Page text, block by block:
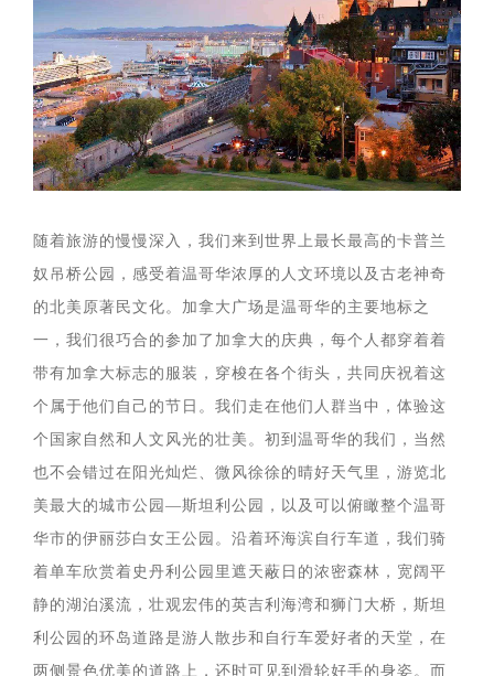
随着旅游的慢慢深入，我们来到世界上最长最高的卡普兰
奴吊桥公园，感受着温哥华浓厚的人文环境以及古老神奇
的北美原著民文化。加拿大广场是温哥华的主要地标之
一，我们很巧合的参加了加拿大的庆典，每个人都穿着着
带有加拿大标志的服装，穿梭在各个街头，共同庆祝着这
个属于他们自己的节日。我们走在他们人群当中，体验这
个国家自然和人文风光的壮美。初到温哥华的我们，当然
也不会错过在阳光灿烂、微风徐徐的晴好天气里，游览北
美最大的城市公园—斯坦利公园，以及可以俯瞰整个温哥
华市的伊丽莎白女王公园。沿着环海滨自行车道，我们骑
着单车欣赏着史丹利公园里遮天蔽日的浓密森林，宽阔平
静的湖泊溪流，壮观宏伟的英吉利海湾和狮门大桥，斯坦
利公园的环岛道路是游人散步和自行车爱好者的天堂，在
两侧景色优美的道路上，还时可见到滑轮好手的身姿。而